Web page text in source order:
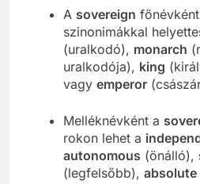
A sovereign
szinonimákkal
(uralkodó), monarch
uralkodója), king
vagy emperor
Melléknévként a
rokon lehet a
autonomous (önálló),
(legfelsőbb), absolute